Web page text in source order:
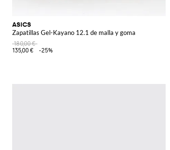
ASICS
Zapatillas Gel-Kayano 12.1 de malla y goma
180,00 €
135,00 €
-25%